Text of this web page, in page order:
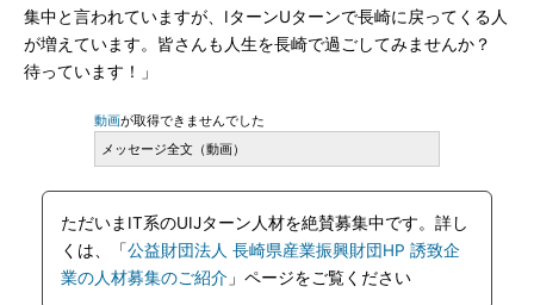
集中と言われていますが、IターンUターンで長崎に戻ってくる人
が増えています。皆さんも人生を長崎で過ごしてみませんか？
待っています！」
動画が取得できませんでした
メッセージ全文（動画）
ただいまIT系のUIJターン人材を絶賛募集中です。詳し
くは、「公益財団法人 長崎県産業振興財団HP 誘致企
業の人材募集のご紹介 」ページをご覧ください